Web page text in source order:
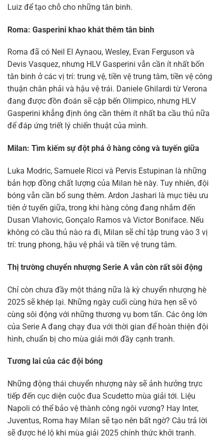
Luiz để tạo chỗ cho những tân binh.
Roma: Gasperini khao khát thêm tân binh
Roma đã có Neil El Aynaou, Wesley, Evan Ferguson và
Devis Vasquez, nhưng HLV Gasperini vẫn cần ít nhất bốn
tân binh ở các vị trí: trung vệ, tiền vệ trung tâm, tiền vệ công
thuận chân phải và hậu vệ trái. Daniele Ghilardi từ Verona
đang được đồn đoán sẽ cập bến Olimpico, nhưng HLV
Gasperini khẳng định ông cần thêm ít nhất ba cầu thủ nữa
để đáp ứng triết lý chiến thuật của mình.
Milan: Tìm kiếm sự đột phá ở hàng công và tuyến giữa
Luka Modric, Samuele Ricci và Pervis Estupinan là những
bản hợp đồng chất lượng của Milan hè này. Tuy nhiên, đội
bóng vẫn cần bổ sung thêm. Ardon Jashari là mục tiêu ưu
tiên ở tuyến giữa, trong khi hàng công đang nhắm đến
Dusan Vlahovic, Gonçalo Ramos và Victor Boniface. Nếu
không có cầu thủ nào ra đi, Milan sẽ chỉ tập trung vào 3 vị
trí: trung phong, hậu vệ phải và tiền vệ trung tâm.
Thị trường chuyển nhượng Serie A vẫn còn rất sôi động
Chỉ còn chưa đầy một tháng nữa là kỳ chuyển nhượng hè
2025 sẽ khép lại. Những ngày cuối cùng hứa hẹn sẽ vô
cùng sôi động với những thương vụ bom tấn. Các ông lớn
của Serie A đang chạy đua với thời gian để hoàn thiện đội
hình, chuẩn bị cho mùa giải mới đầy cạnh tranh.
Tương lai của các đội bóng
Những động thái chuyển nhượng này sẽ ảnh hưởng trực
tiếp đến cục diện cuộc đua Scudetto mùa giải tới. Liệu
Napoli có thể bảo vệ thành công ngôi vương? Hay Inter,
Juventus, Roma hay Milan sẽ tạo nên bất ngờ? Câu trả lời
sẽ được hé lộ khi mùa giải 2025 chính thức khởi tranh.